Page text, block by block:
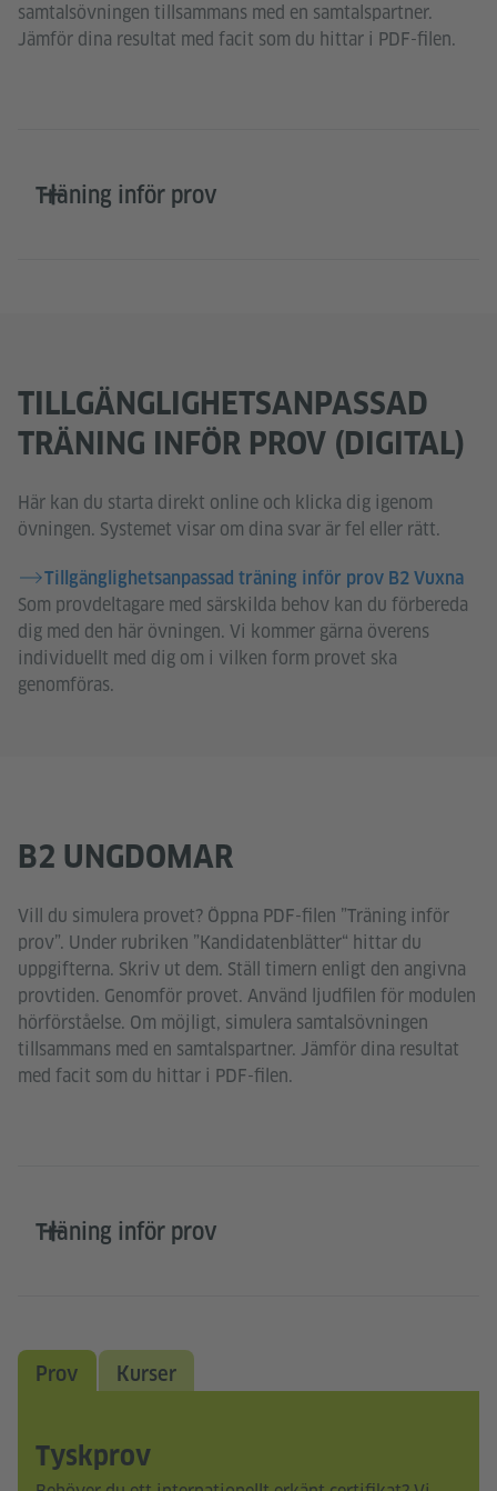
samtalsövningen tillsammans med en samtalspartner.
Jämför dina resultat med facit som du hittar i PDF-filen.
Träning inför prov
TILLGÄNGLIGHETSANPASSAD
TRÄNING INFÖR PROV (DIGITAL)
Här kan du starta direkt online och klicka dig igenom
övningen. Systemet visar om dina svar är fel eller rätt.
Tillgänglighetsanpassad träning inför prov B2 Vuxna
Som provdeltagare med särskilda behov kan du förbereda
dig med den här övningen. Vi kommer gärna överens
individuellt med dig om i vilken form provet ska
genomföras.
B2 UNGDOMAR
Vill du simulera provet? Öppna PDF-filen ”Träning inför
prov”. Under rubriken ”Kandidatenblätter“ hittar du
uppgifterna. Skriv ut dem. Ställ timern enligt den angivna
provtiden. Genomför provet. Använd ljudfilen för modulen
hörförståelse. Om möjligt, simulera samtalsövningen
tillsammans med en samtalspartner. Jämför dina resultat
med facit som du hittar i PDF-filen.
Träning inför prov
Prov Kurser
Tyskprov